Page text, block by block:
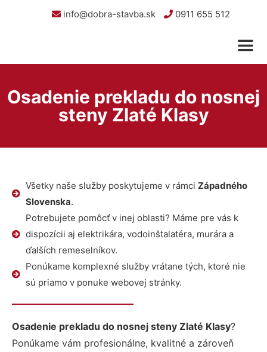
info@dobra-stavba.sk 0911 655 512
Osadenie prekladu do nosnej
steny Zlaté Klasy
Všetky naše služby poskytujeme v rámci Západného
Slovenska.
Potrebujete pomôcť v inej oblasti? Máme pre vás k
dispozícii aj elektrikára, vodoinštalatéra, murára a
ďalších remeselníkov.
Ponúkame komplexné služby vrátane tých, ktoré nie
sú priamo v ponuke webovej stránky.
Osadenie prekladu do nosnej steny Zlaté Klasy?
Ponúkame vám profesionálne, kvalitné a zároveň